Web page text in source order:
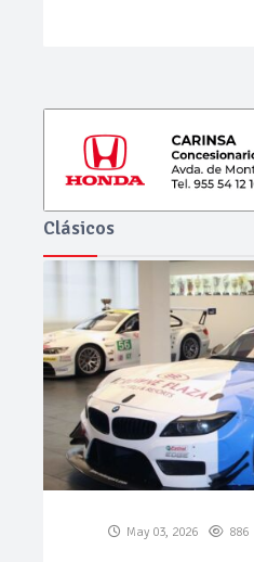
Clásicos
May 03, 2026 886